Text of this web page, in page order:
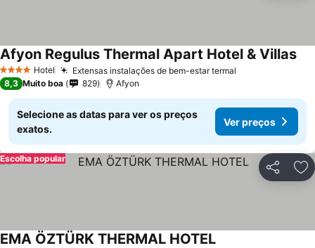
4 EstrelasHotel Extensas instalações de bem-estar termal
Afyon Regulus Thermal Apart Hotel & Villas
8,3 Muito boa 829 Afyon
Selecione as datas para ver os preços
exatos.
Ver preços
Partilhar
Escolha popular
EMA ÖZTÜRK THERMAL HOTEL